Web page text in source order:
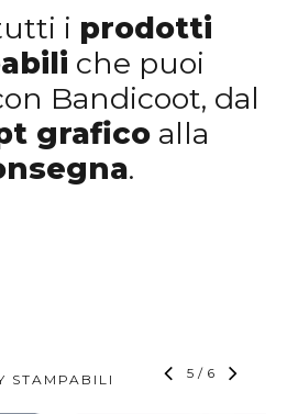
i prodotti
che puoi
Bandicoot, dal
grafico alla
.
STAMPABILI 6/ 6